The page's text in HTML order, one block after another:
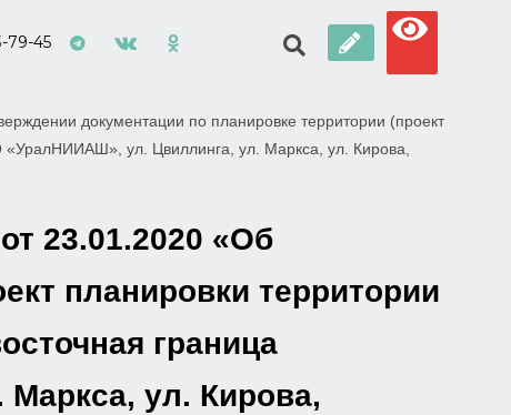
79-45
документации по планировке территории (проект
«УралНИИАШ», ул. Цвиллинга, ул. Маркса, ул. Кирова,
23.01.2020 «Об
планировки территории
граница
ул. Кирова,